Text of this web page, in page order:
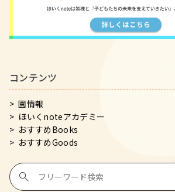
コンテンツ
園情報
ほいくnoteアカデミー
おすすめBooks
おすすめGoods